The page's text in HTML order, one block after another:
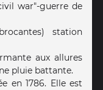
war"-guerre de
station
aux allures
pluie battante.
en 1786. Elle est